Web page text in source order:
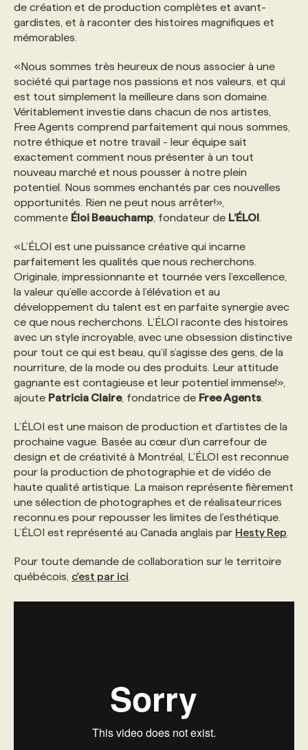
de création et de production complètes et avant-
gardistes, et à raconter des histoires magnifiques et
mémorables.
«Nous sommes très heureux de nous associer à une
société qui partage nos passions et nos valeurs, et qui
est tout simplement la meilleure dans son domaine.
Véritablement investie dans chacun de nos artistes,
Free Agents comprend parfaitement qui nous sommes,
notre éthique et notre travail - leur équipe sait
exactement comment nous présenter à un tout
nouveau marché et nous pousser à notre plein
potentiel. Nous sommes enchantés par ces nouvelles
opportunités. Rien ne peut nous arrêter!»,
commente Éloi Beauchamp , fondateur de L’ÉLOI
«L’ÉLOI est une puissance créative qui incarne
parfaitement les qualités que nous recherchons.
Originale, impressionnante et tournée vers l’excellence,
la valeur qu’elle accorde à l’élévation et au
développement du talent est en parfaite synergie avec
ce que nous recherchons. L’ÉLOI raconte des histoires
avec un style incroyable, avec une obsession distinctive
pour tout ce qui est beau, qu’il s’agisse des gens, de la
nourriture, de la mode ou des produits. Leur attitude
gagnante est contagieuse et leur potentiel immense!»,
ajoute Patricia Claire, fondatrice de Free Agents
L’ÉLOI est une maison de production et d’artistes de la
prochaine vague. Basée au cœur d’un carrefour de
design et de créativité à Montréal, L’ÉLOI est reconnue
pour la production de photographie et de vidéo de
haute qualité artistique. La maison représente fièrement
une sélection de photographes et de réalisateur.rices
reconnu.es pour repousser les limites de l’esthétique.
L’ÉLOI est représenté au Canada anglais par Hesty Rep
Pour toute demande de collaboration sur le territoire
québécois, c'est par ici